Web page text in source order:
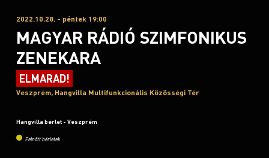
2022.10.28. - péntek 19:00
MAGYAR RÁDIÓ SZIMFONIKUS
ZENEKARA
ELMARAD!
Veszprém, Hangvilla Multifunkcionális Közösségi Tér
Hangvilla bérlet - Veszprém
Felnőtt bérletek